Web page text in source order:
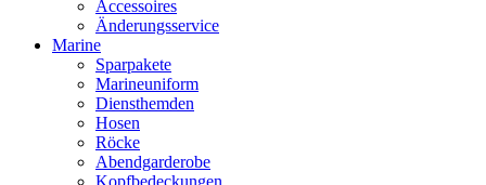
Accessoires
Änderungsservice
Marine
Sparpakete
Marineuniform
Diensthemden
Hosen
Röcke
Abendgarderobe
Kopfbedeckungen